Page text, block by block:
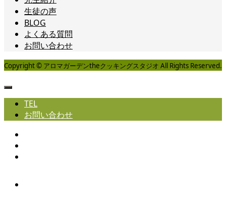
生徒の声
BLOG
よくある質問
お問い合わせ
Copyright © アロマガーデンtheクッキングスタジオ All Rights Reserved.
TEL
お問い合わせ